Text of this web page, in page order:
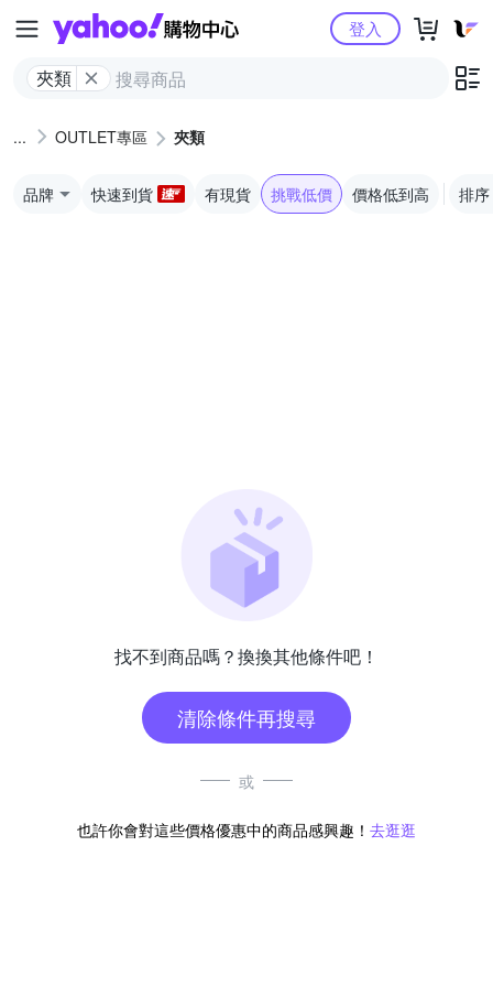
Yahoo購物中心
夾類
登入
OUTLET專區 夾類
品牌 快速到貨 有現貨 挑戰低價 價格低到高 排序
找不到商品嗎？換換其他條件吧！
清除條件再搜尋
或
也許你會對這些價格優惠中的商品感興趣！ 去逛逛